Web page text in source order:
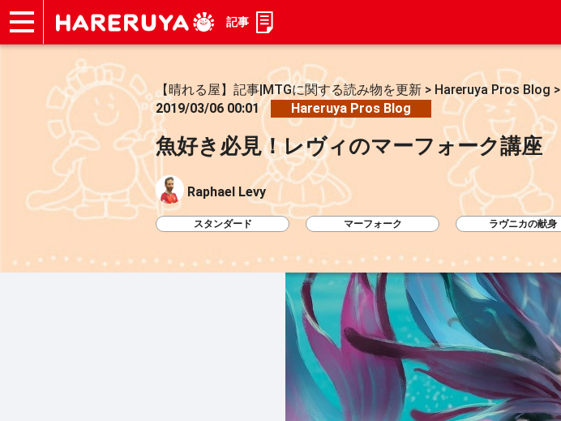
ショップ
デッキ検索
デッキ構築
選手一覧
店舗一覧
イベント
お問い合わせ
記事
【晴れる屋】記事|MTGに関する読み物を更新 > Hareruya Pros Blog >
2019/03/06 00:01
Hareruya Pros Blog
魚好き必見！レヴィのマーフォーク講座
Raphael Levy
スタンダード マーフォーク ラヴニカの献身